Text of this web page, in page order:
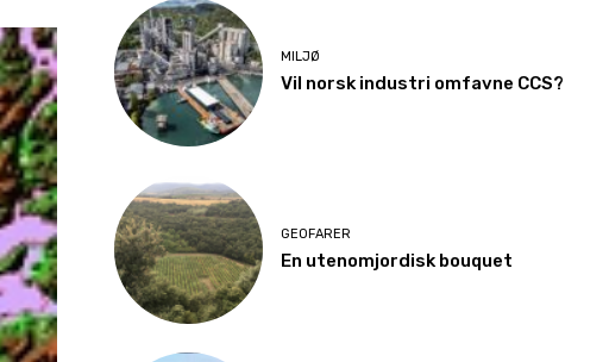
MILJØ
Vil norsk industri omfavne CCS?
GEOFARER
En utenomjordisk bouquet